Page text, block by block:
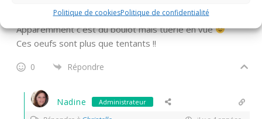
Politique de cookiesPolitique de confidentialité
Apparemment c’est du boulot mais tuerie en vue
Ces oeufs sont plus que tentants !!
0 Répondre
Nadine Administrateur